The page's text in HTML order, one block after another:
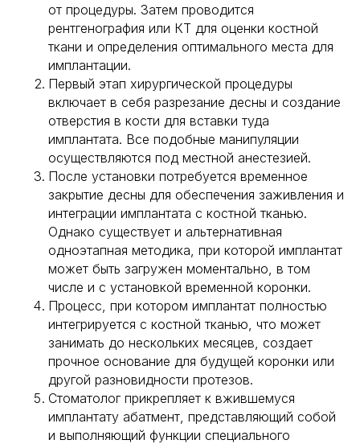
от процедуры. Затем проводится
рентгенография или КТ для оценки костной
ткани и определения оптимального места для
имплантации.
Первый этап хирургической процедуры
включает в себя разрезание десны и создание
отверстия в кости для вставки туда
имплантата. Все подобные манипуляции
осуществляются под местной анестезией.
После установки потребуется временное
закрытие десны для обеспечения заживления и
интеграции имплантата с костной тканью.
Однако существует и альтернативная
одноэтапная методика, при которой имплантат
может быть загружен моментально, в том
числе и с установкой временной коронки.
Процесс, при котором имплантат полностью
интегрируется с костной тканью, что может
занимать до нескольких месяцев, создает
прочное основание для будущей коронки или
другой разновидности протезов.
Стоматолог прикрепляет к вжившемуся
имплантату абатмент, представляющий собой
и выполняющий функции специального